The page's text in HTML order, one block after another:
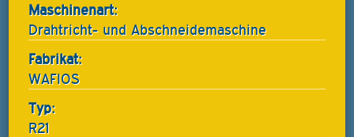
Maschinenart:
Drahtricht- und Abschneidemaschine
Fabrikat:
WAFIOS
Typ:
R21